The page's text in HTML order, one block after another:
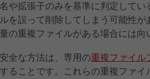
や拡張子のみを基準に判定して
を誤って削除してしまう可能性
の重複ファイルがある場合には向
全な方法は、専用の重複ファイル
ることです。これらの重複ファ